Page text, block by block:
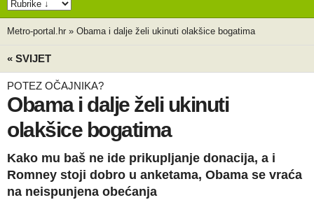
Metro-portal.hr » Obama i dalje želi ukinuti olakšice bogatima
« SVIJET
POTEZ OČAJNIKA?
Obama i dalje želi ukinuti
olakšice bogatima
Kako mu baš ne ide prikupljanje donacija, a i
Romney stoji dobro u anketama, Obama se vraća
na neispunjena obećanja